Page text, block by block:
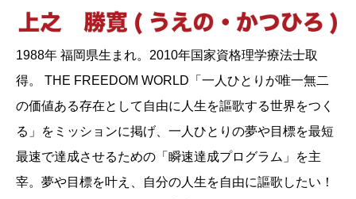
1988年 福岡県生まれ。2010年国家資格理学療法士取
得。 THE FREEDOM WORLD「一人ひとりが唯一無二
の価値ある存在として自由に人生を謳歌する世界をつく
る」をミッションに掲げ、一人ひとりの夢や目標を最短
最速で達成させるための「瞬速達成プログラム」を主
宰。夢や目標を叶え、自分の人生を自由に謳歌したい！